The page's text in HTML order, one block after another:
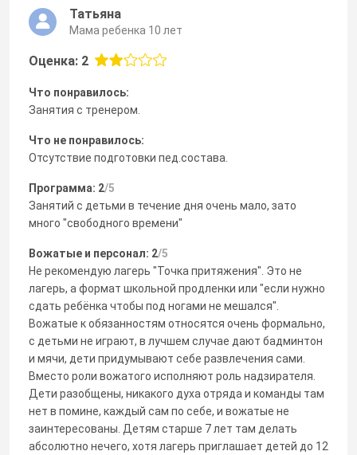
Татьяна
Мама ребенка 10 лет
Оценка: 2
Что понравилось:
Занятия с тренером.
Что не понравилось:
Отсутствие подготовки пед.состава.
Программа: 2/5
Занятий с детьми в течение дня очень мало, зато
много "свободного времени"
Вожатые и персонал: 2/5
Не рекомендую лагерь "Точка притяжения". Это не
лагерь, а формат школьной продленки или "если нужно
сдать ребёнка чтобы под ногами не мешался".
Вожатые к обязанностям относятся очень формально,
с детьми не играют, в лучшем случае дают бадминтон
и мячи, дети придумывают себе развлечения сами.
Вместо роли вожатого исполняют роль надзирателя.
Дети разобщены, никакого духа отряда и команды там
нет в помине, каждый сам по себе, и вожатые не
заинтересованы. Детям старше 7 лет там делать
абсолютно нечего, хотя лагерь приглашает детей до 12